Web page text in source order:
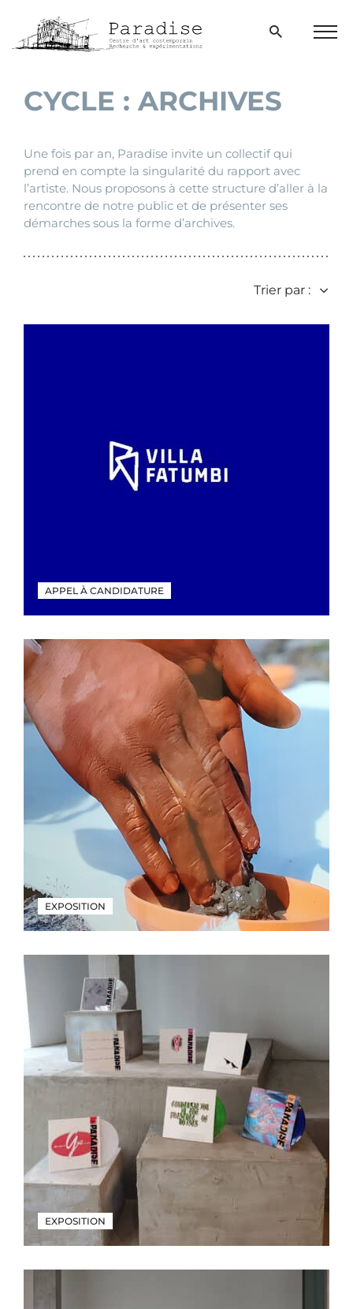
directement
au
Ouvrir
⌂>Archives
CYCLE : ARCHIVES
Une fois par an, Paradise invite un collectif qui
prend en compte la singularité du rapport avec
l’artiste. Nous proposons à cette structure d’aller à la
rencontre de notre public et de présenter ses
démarches sous la forme d’archives.
Trier par :
APPEL À CANDIDATURE
EXPOSITION
EXPOSITION